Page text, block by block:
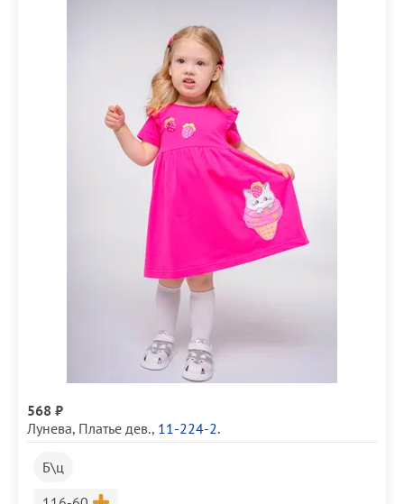
568 ₽
Лунева, Платье дев., 11-224-2.
Б\ц